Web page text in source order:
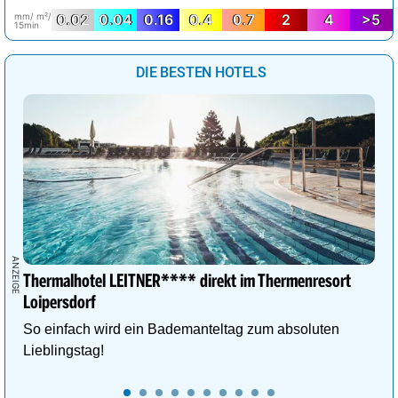
mm/ m²/
15min
0.02 0.04 0.16 0.4 0.7 2 4 >5
DIE BESTEN HOTELS
Thermalhotel LEITNER**** direkt im Thermenresort
Loipersdorf
So einfach wird ein Bademanteltag zum absoluten
Lieblingstag!